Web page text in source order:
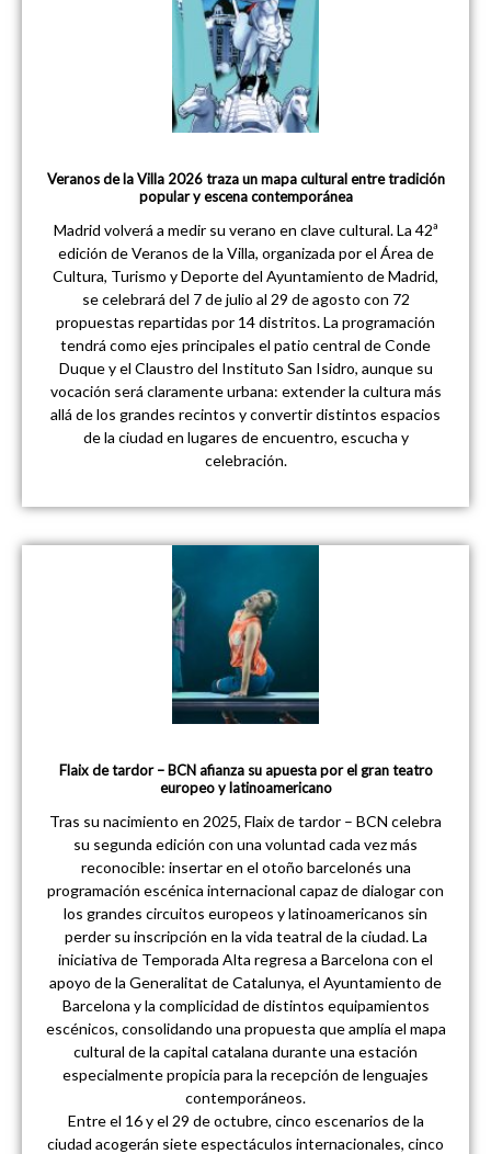
Veranos de la Villa 2026 traza un mapa cultural entre tradición
popular y escena contemporánea
Madrid volverá a medir su verano en clave cultural. La 42ª
edición de Veranos de la Villa, organizada por el Área de
Cultura, Turismo y Deporte del Ayuntamiento de Madrid,
se celebrará del 7 de julio al 29 de agosto con 72
propuestas repartidas por 14 distritos. La programación
tendrá como ejes principales el patio central de Conde
Duque y el Claustro del Instituto San Isidro, aunque su
vocación será claramente urbana: extender la cultura más
allá de los grandes recintos y convertir distintos espacios
de la ciudad en lugares de encuentro, escucha y
celebración.
Flaix de tardor – BCN afianza su apuesta por el gran teatro
europeo y latinoamericano
Tras su nacimiento en 2025, Flaix de tardor – BCN celebra
su segunda edición con una voluntad cada vez más
reconocible: insertar en el otoño barcelonés una
programación escénica internacional capaz de dialogar con
los grandes circuitos europeos y latinoamericanos sin
perder su inscripción en la vida teatral de la ciudad. La
iniciativa de Temporada Alta regresa a Barcelona con el
apoyo de la Generalitat de Catalunya, el Ayuntamiento de
Barcelona y la complicidad de distintos equipamientos
escénicos, consolidando una propuesta que amplía el mapa
cultural de la capital catalana durante una estación
especialmente propicia para la recepción de lenguajes
contemporáneos.
Entre el 16 y el 29 de octubre, cinco escenarios de la
ciudad acogerán siete espectáculos internacionales, cinco